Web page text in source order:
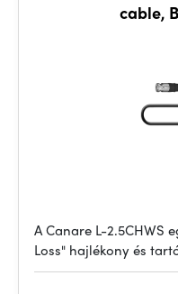
cable,
A Canare L-2.5CHWS
Loss" hajlékony és